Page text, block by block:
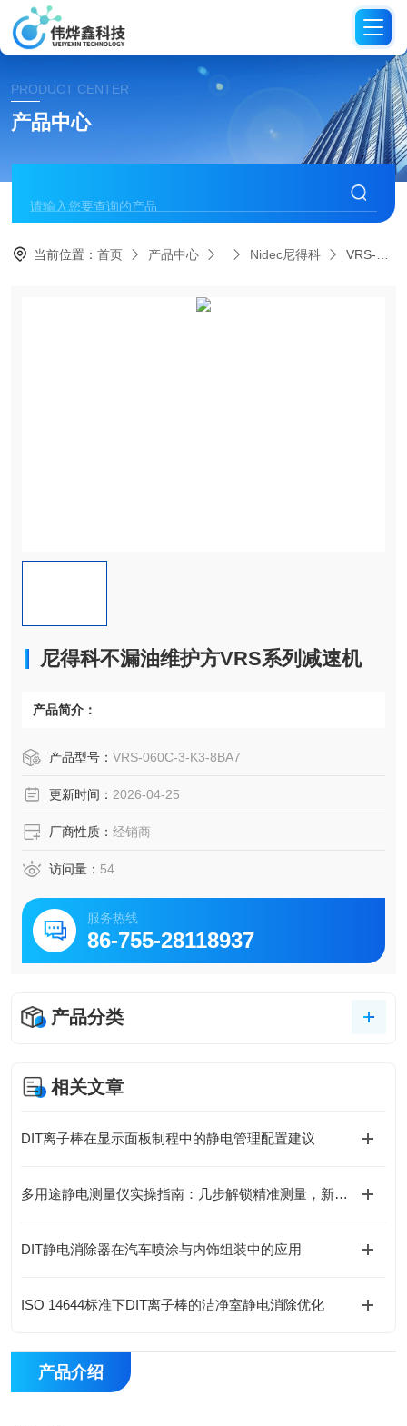
PRODUCT CENTER
产品中心
当前位置：首页 产品中心 Nidec尼得科 VRS-060C-3-K3-8BA7尼得科不漏油维护方VRS系列减速机
尼得科不漏油维护方VRS系列减速机
产品简介：
产品型号： VRS-060C-3-K3-8BA7
更新时间： 2026-04-25
厂商性质： 经销商
访问量： 54
服务热线
86-755-28118937
产品分类
相关文章
DIT离子棒在显示面板制程中的静电管理配置建议
多用途静电测量仪实操指南：几步解锁精准测量，新手也能轻松上手
DIT静电消除器在汽车喷涂与内饰组装中的应用
ISO 14644标准下DIT离子棒的洁净室静电消除优化
产品介绍